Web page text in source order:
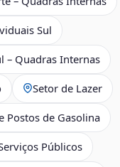
Sul
– Quadras Internas
Setor de Lazer
Postos de Gasolina
Públicos